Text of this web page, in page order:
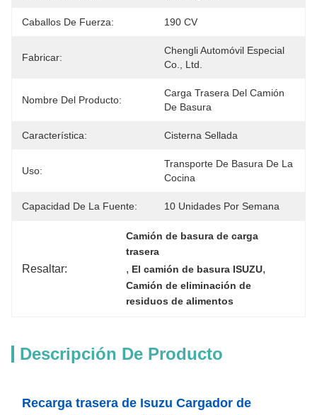
Caballos De Fuerza: 190 CV
Fabricar:
Chengli Automóvil Especial
Co., Ltd.
Nombre Del Producto:
Carga Trasera Del Camión
De Basura
Característica: Cisterna Sellada
Uso:
Transporte De Basura De La
Cocina
Capacidad De La Fuente: 10 Unidades Por Semana
Resaltar:
Camión de basura de carga
trasera
, El camión de basura ISUZU,
Camión de eliminación de
residuos de alimentos
Descripción De Producto
Recarga trasera de Isuzu Cargador de